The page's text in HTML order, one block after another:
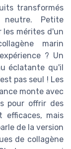
transformés
Petite
mérites d'un
marin
? Un
éclatante qu'il
pas seul ! Les
monte avec
pour offrir des
efficaces, mais
de la version
de collagène